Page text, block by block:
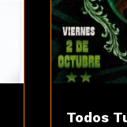
Todos